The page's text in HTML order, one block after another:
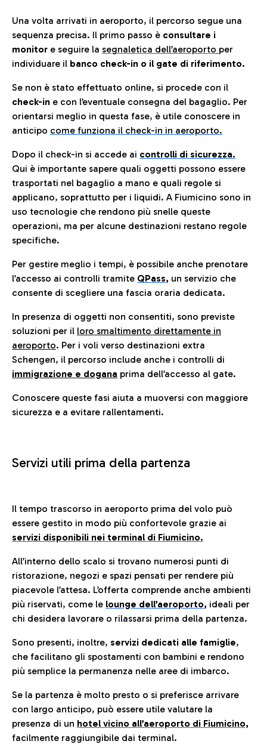
Una volta arrivati in aeroporto, il percorso segue una
sequenza precisa. Il primo passo è consultare i
monitor e seguire la segnaletica dell’aeroporto per
individuare il banco check-in o il gate di riferimento.
Se non è stato effettuato online, si procede con il
check-in e con l’eventuale consegna del bagaglio. Per
orientarsi meglio in questa fase, è utile conoscere in
anticipo come funziona il check-in in aeroporto.
Dopo il check-in si accede ai controlli di sicurezza.
Qui è importante sapere quali oggetti possono essere
trasportati nel bagaglio a mano e quali regole si
applicano, soprattutto per i liquidi. A Fiumicino sono in
uso tecnologie che rendono più snelle queste
operazioni, ma per alcune destinazioni restano regole
specifiche.
Per gestire meglio i tempi, è possibile anche prenotare
l’accesso ai controlli tramite QPass, un servizio che
consente di scegliere una fascia oraria dedicata.
In presenza di oggetti non consentiti, sono previste
soluzioni per il loro smaltimento direttamente in
aeroporto. Per i voli verso destinazioni extra
Schengen, il percorso include anche i controlli di
immigrazione e dogana prima dell’accesso al gate.
Conoscere queste fasi aiuta a muoversi con maggiore
sicurezza e a evitare rallentamenti.
Servizi utili prima della partenza
Il tempo trascorso in aeroporto prima del volo può
essere gestito in modo più confortevole grazie ai
servizi disponibili nei terminal di Fiumicino.
All’interno dello scalo si trovano numerosi punti di
ristorazione, negozi e spazi pensati per rendere più
piacevole l’attesa. L’offerta comprende anche ambienti
più riservati, come le lounge dell’aeroporto, ideali per
chi desidera lavorare o rilassarsi prima della partenza.
Sono presenti, inoltre, servizi dedicati alle famiglie,
che facilitano gli spostamenti con bambini e rendono
più semplice la permanenza nelle aree di imbarco.
Se la partenza è molto presto o si preferisce arrivare
con largo anticipo, può essere utile valutare la
presenza di un hotel vicino all’aeroporto di Fiumicino,
facilmente raggiungibile dai terminal.